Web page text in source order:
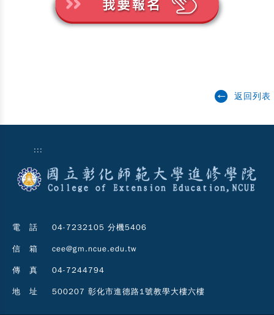
返回列表
:::
電 話 04-7232105 分機5406
信 箱 cee@gm.ncue.edu.tw
傳 真 04-7244794
地 址 500207 彰化市進德路1號教學大樓六樓